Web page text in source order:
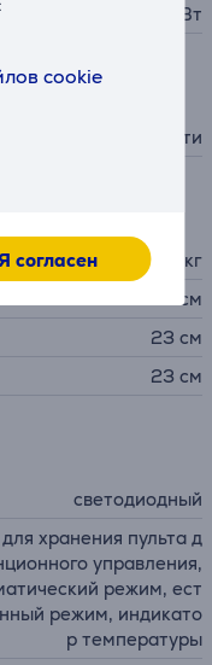
cookie
согласен
40 Вт
от сети
2,62 кг
86 см
23 см
23 см
светодиодный
хранения пульта д
управления,
режим, ест
режим, индикато
р температуры